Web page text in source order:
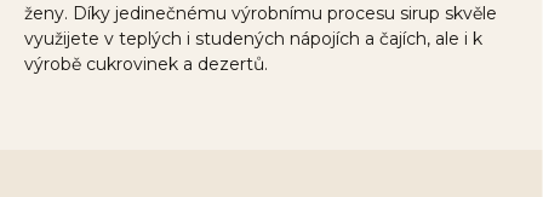
ženy. Díky jedinečnému výrobnímu procesu sirup skvěle
využijete v teplých i studených nápojích a čajích, ale i k
výrobě cukrovinek a dezertů.